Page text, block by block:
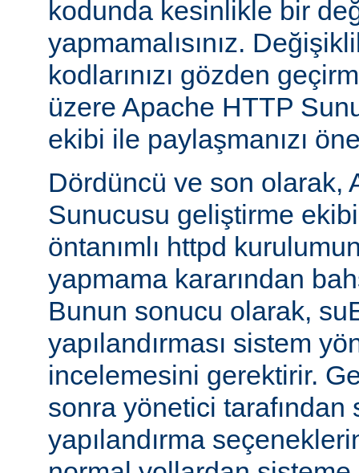
kodunda kesinlikle bir
yapmamalısınız.
kodlarınızı gözden
üzere Apache HTTP
ekibi ile paylaşmanızı
Dördüncü ve son olarak,
Sunucusu geliştirme
öntanımlı httpd
yapmama kararından
Bunun sonucu olarak,
yapılandırması sistem
incelemesini gerektirir.
sonra yönetici tarafından
yapılandırma